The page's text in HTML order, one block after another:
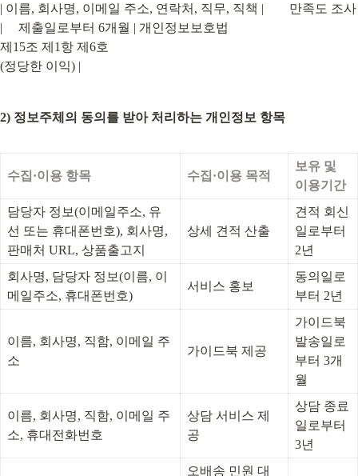
| 이름, 회사명, 이메일 주소, 연락처, 직무, 직책 |        만족도 조사
|     제출일로부터 6개월 | 개인정보보호법
제15조 제1항 제6호
(정당한 이익) |
2) 정보주체의 동의를 받아 처리하는 개인정보 항목
수집·이용 항목 수집·이용 목적
보유 및
이용기간
담당자 정보(이메일주소, 유
선 또는 휴대폰번호), 회사명,
판매처 URL, 상품출고지
상세 견적 산출
견적 회신
일로부터
2년
회사명, 담당자 정보(이름, 이
메일주소, 휴대폰번호)
서비스 홍보
동의일로
부터 2년
이름, 회사명, 직함, 이메일 주
소
가이드북 제공
가이드북
발송일로
부터 3개
월
이름, 회사명, 직함, 이메일 주
소, 휴대전화번호
상담 서비스 제
공
상담 종료
일로부터
3년
오배송 민원 대